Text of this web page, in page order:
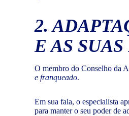
2.
E AS
O membro do Conselho da
e franqueado.
Em sua fala, o especialista
para manter o seu poder de